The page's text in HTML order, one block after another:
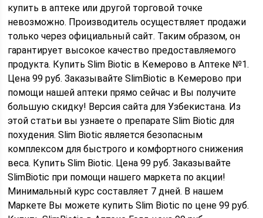
купить в аптеке или другой торговой точке
невозможно. Производитель осуществляет продажи
только через официальный сайт. Таким образом, он
гарантирует высокое качество предоставляемого
продукта. Купить Slim Biotic в Кемерово в Аптеке №1.
Цена 99 руб. Заказывайте SlimBiotic в Кемерово при
помощи нашей аптеки прямо сейчас и Вы получите
большую скидку! Версия сайта для Узбекистана. Из
этой статьи вы узнаете о препарате Slim Biotic для
похудения. Slim Biotic является безопасным
комплексом для быстрого и комфортного снижения
веса. Купить Slim Biotic. Цена 99 руб. Заказывайте
SlimBiotic при помощи нашего маркета по акции!
Минимальный курс составляет 7 дней. В нашем
Маркете Вы можете купить Slim Biotic по цене 99 руб.